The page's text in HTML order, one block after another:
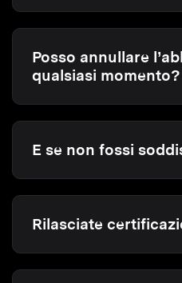
Posso annullare
qualsiasi momento?
E se non fossi
Rilasciate